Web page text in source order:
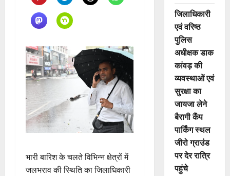
भारी बारिश के चलते विभिन्न क्षेत्रों में
जलभराव की स्थिति का जिलाधिकारी
जिलाधिकारी
एवं वरिष्ठ
पुलिस
अधीक्षक डाक
कांवड़ की
व्यवस्थाओं एवं
सुरक्षा का
जायजा लेने
बैरागी कैंप
पार्किंग स्थल
जीरो ग्राउंड
पर देर रात्रि
पहुंचे